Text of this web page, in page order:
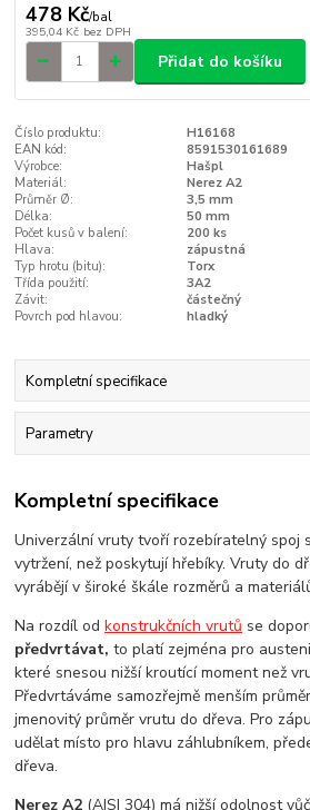
478 Kč/bal
395,04 Kč bez DPH
Přidat do košíku
Číslo produktu:
H16168
EAN kód:
8591530161689
Výrobce:
Hašpl
Materiál:
Nerez A2
Průměr Ø:
3,5 mm
Délka:
50 mm
Počet kusů v balení:
200 ks
Hlava:
zápustná
Typ hrotu (bitu):
Torx
Třída použití:
3A2
Závit:
částečný
Povrch pod hlavou:
hladký
Kompletní specifikace
Parametry
Kompletní specifikace
Univerzální vruty tvoří rozebíratelný spoj
vytržení, než poskytují hřebíky. Vruty do
vyrábějí v široké škále rozměrů a
Na rozdíl odkonstrukčních vrutů se
předvrtávat, to platí zejména pro
které snesou nižší kroutící moment než
Předvrtáváme samozřejmě menším
jmenovitý průměr vrutu do dřeva. Pro
udělat místo pro hlavu záhlubníkem,
dřeva.
Nerez A2 (AISI 304) má nižší odolnost